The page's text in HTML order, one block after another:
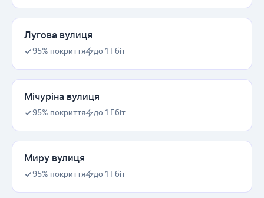
Лугова вулиця
95% покриття до 1 Гбіт
Мічуріна вулиця
95% покриття до 1 Гбіт
Миру вулиця
95% покриття до 1 Гбіт